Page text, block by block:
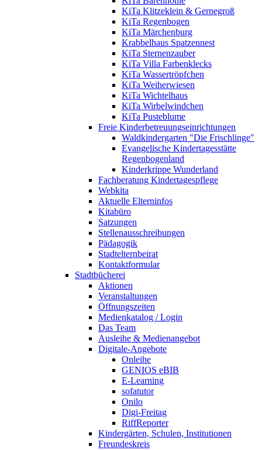
KiTa Klitzeklein & Gernegroß
KiTa Regenbogen
KiTa Märchenburg
Krabbelhaus Spatzennest
KiTa Sternenzauber
KiTa Villa Farbenklecks
KiTa Wassertröpfchen
KiTa Weiherwiesen
KiTa Wichtelhaus
KiTa Wirbelwindchen
KiTa Pusteblume
Freie Kinderbetreuungseinrichtungen
Waldkindergarten "Die Frischlinge"
Evangelische Kindertagesstätte
Regenbogenland
Kinderkrippe Wunderland
Fachberatung Kindertagespflege
Webkita
Aktuelle Elterninfos
Kitabüro
Satzungen
Stellenausschreibungen
Pädagogik
Stadtelternbeirat
Kontaktformular
Stadtbücherei
Aktionen
Veranstaltungen
Öffnungszeiten
Medienkatalog / Login
Das Team
Ausleihe & Medienangebot
Digitale-Angebote
Onleihe
GENIOS eBIB
E-Learning
sofatutor
Onilo
Digi-Freitag
RiffReporter
Kindergärten, Schulen, Institutionen
Freundeskreis